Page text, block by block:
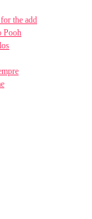
the add
Pooh